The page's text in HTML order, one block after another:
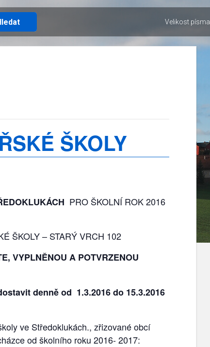
ŠKOLY
PRO ŠKOLNÍ ROK 2016
ŠKOLY – STARÝ VRCH 102
VYPLNĚNOU A POTVRZENOU
denně od 1.3.2016 do 15.3.2016
ve Středoklukách., zřizované obcí
od školního roku 2016- 2017:
Velikost písma